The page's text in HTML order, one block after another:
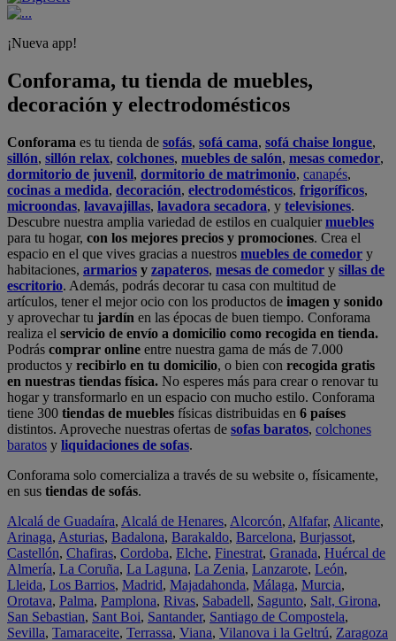
¡Nueva app!
Conforama, tu tienda de muebles,
decoración y electrodomésticos
Conforama es tu tienda de sofás, sofá cama, sofá chaise longue,
sillón, sillón relax, colchones, muebles de salón, mesas comedor,
dormitorio de juvenil, dormitorio de matrimonio, canapés,
cocinas a medida, decoración, electrodomésticos, frigoríficos,
microondas, lavavajillas, lavadora secadora, y televisiones.
Descubre nuestra amplia variedad de estilos en cualquiermuebles
para tu hogar, con los mejores precios y promociones. Crea el
espacio en el que vives gracias a nuestros muebles de comedor y
habitaciones, armarios y zapateros, mesas de comedor y sillas de
escritorio. Además, podrás decorar tu casa con multitud de
artículos, tener el mejor ocio con los productos de imagen y sonido
y aprovechar tu jardín en las épocas de buen tiempo. Conforama
realiza el servicio de envío a domicilio como recogida en tienda.
Podrás comprar online entre nuestra gama de más de 7.000
productos y recibirlo en tu domicilio, o bien con recogida gratis
en nuestras tiendas física. No esperes más para crear o renovar tu
hogar y transformarlo en un espacio con mucho estilo. Conforama
tiene 300 tiendas de muebles físicas distribuidas en 6 países
distintos. Aproveche nuestras ofertas de sofas baratos, colchones
baratos y liquidaciones de sofas.
Conforama solo comercializa a través de su website o, físicamente,
en sus tiendas de sofás.
Alcalá de Guadaíra, Alcalá de Henares, Alcorcón, Alfafar, Alicante,
Arinaga, Asturias, Badalona, Barakaldo, Barcelona, Burjassot,
Castellón, Chafiras, Cordoba, Elche, Finestrat, Granada, Huércal de
Almería, La Coruña, La Laguna, La Zenia, Lanzarote, León,
Lleida, Los Barrios, Madrid, Majadahonda, Málaga, Murcia,
Orotava, Palma, Pamplona, Rivas, Sabadell, Sagunto, Salt, Girona,
San Sebastian, Sant Boi, Santander, Santiago de Compostela,
Sevilla, Tamaraceite, Terrassa, Viana, Vilanova i la Geltrú, Zaragoza